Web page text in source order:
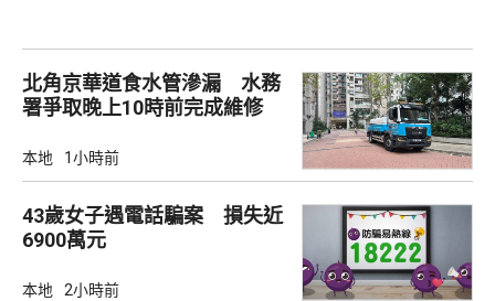
北角京華道食水管滲漏 水務
署爭取晚上10時前完成維修
本地 1小時前
43歲女子遇電話騙案 損失近
6900萬元
本地 2小時前